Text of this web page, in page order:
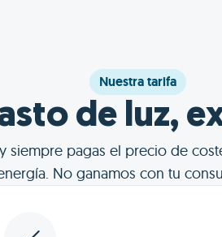
seguimiento de mi
a través de la aplicación. Es
pequeño detalle, pero
mucho más fácil. Puedo ver
consumo de manera clara
Nuestra tarifa
de luz,
siempre pagas el precio de
No ganamos con tu